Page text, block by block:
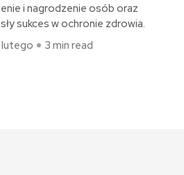
i nagrodzenie osób oraz
sukces w ochronie zdrowia.
lutego 3 min read